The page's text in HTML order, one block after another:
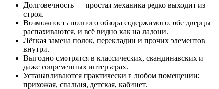
Долговечность — простая механика редко выходит из
строя.
Возможность полного обзора содержимого: обе дверцы
распахиваются, и всё видно как на ладони.
Лёгкая замена полок, перекладин и прочих элементов
внутри.
Выгодно смотрятся в классических, скандинавских и
даже современных интерьерах.
Устанавливаются практически в любом помещении:
прихожая, спальня, детская, кабинет.